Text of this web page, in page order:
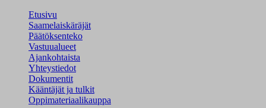
Etusivu
Saamelaiskäräjät
Päätöksenteko
Vastuualueet
Ajankohtaista
Yhteystiedot
Dokumentit
Kääntäjät ja tulkit
Oppimateriaalikauppa